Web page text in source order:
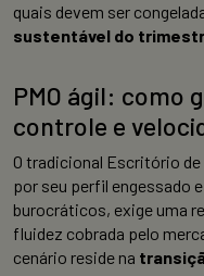
quais devem ser
sustentável do
PMO ágil: como
controle e
O tradicional Escritório
por seu perfil engessado
burocráticos, exige uma
fluidez cobrada pelo
cenário reside na